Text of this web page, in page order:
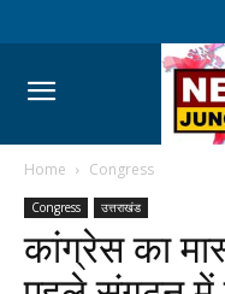
Home Congress
Congress उत्तराखंड
कांग्रेस का